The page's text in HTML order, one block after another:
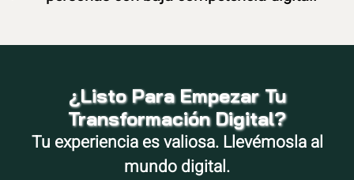
¿Listo Para Empezar Tu
Transformación Digital?
Tu experiencia es valiosa. Llevémosla al
mundo digital.